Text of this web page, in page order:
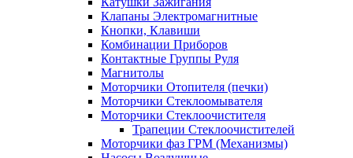
Клапаны Электромагнитные
Кнопки, Клавиши
Комбинации Приборов
Контактные Группы Руля
Магнитолы
Моторчики Отопителя (печки)
Моторчики Стеклоомывателя
Моторчики Стеклоочистителя
Трапеции Стеклоочистителей
Моторчики фаз ГРМ (Механизмы)